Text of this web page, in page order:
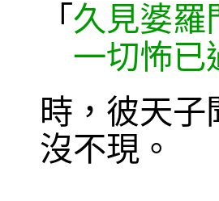
「 久見婆
一切怖
時，彼天
沒不現。